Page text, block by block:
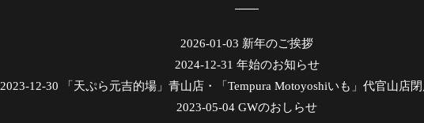
2026-01-03 新年のご挨拶
2024-12-31 年始のお知らせ
2023-12-30
「天ぷら元吉的場」青山店・「Tempura Motoyoshiいも」代官山店
2023-05-04 GWのおしらせ